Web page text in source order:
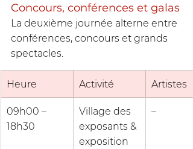
Concours, conférences et galas
La deuxième journée alterne entre
conférences, concours et grands
spectacles.
Heure Activité Artistes
09h00 –
18h30
Village des
exposants &
exposition
–